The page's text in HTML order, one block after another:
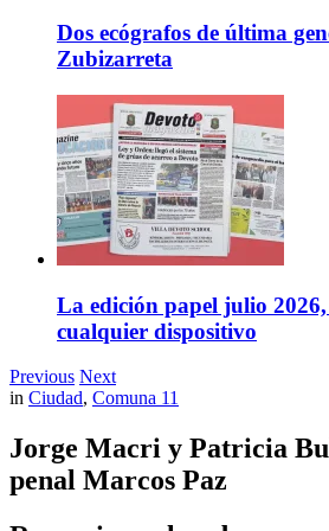
Dos ecógrafos de última
Zubizarreta
La edición papel julio
cualquier dispositivo
Previous Next
in Ciudad, Comuna 11
Jorge Macri y Patricia
penal Marcos Paz